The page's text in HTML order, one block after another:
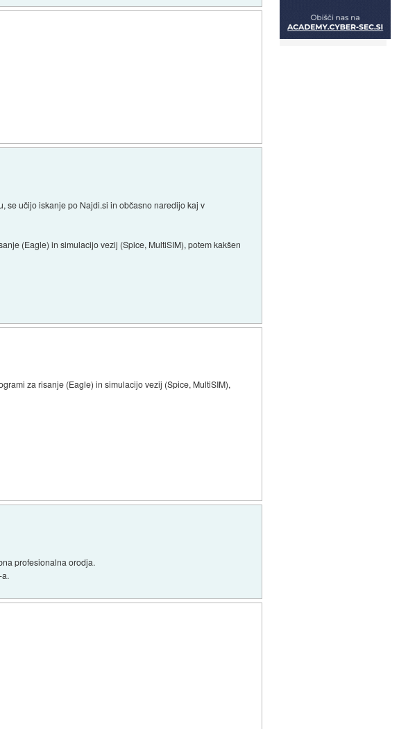
se učijo iskanje po Najdi.si in občasno naredijo kaj v
(Eagle) in simulacijo vezij (Spice, MultiSIM), potem kakšen
za risanje (Eagle) in simulacijo vezij (Spice, MultiSIM),
profesionalna orodja.